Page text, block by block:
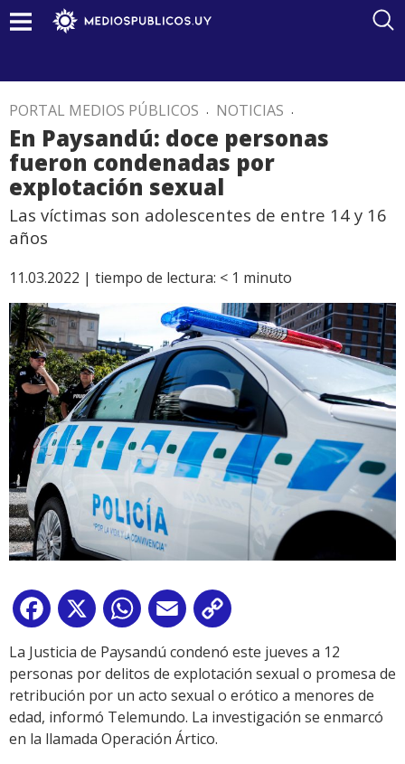
PORTAL MEDIOS PÚBLICOS . NOTICIAS .
En Paysandú: doce personas
fueron condenadas por
explotación sexual
Las víctimas son adolescentes de entre 14 y 16
años
11.03.2022 | tiempo de lectura: < 1 minuto
Facebook
X WhatsApp
Email
Link
La Justicia de Paysandú condenó este jueves a 12
personas por delitos de explotación sexual o promesa de
retribución por un acto sexual o erótico a menores de
edad, informó Telemundo. La investigación se enmarcó
en la llamada Operación Ártico.